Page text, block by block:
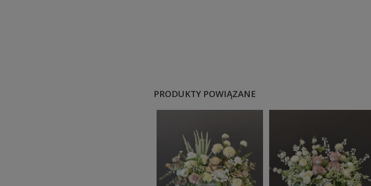
PRODUKTY POWIĄZANE